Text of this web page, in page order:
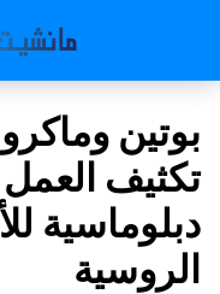
بوتين
تكثيف العمل
دبلوماسية
الروسية